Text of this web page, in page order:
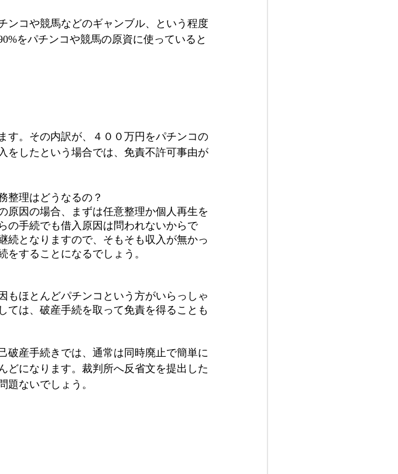
ンコや競馬などのギャンブル、という程度
をパチンコや競馬の原資に使っていると
す。その内訳が、４００万円をパチンコの
をしたという場合では、免責不許可事由が
整理はどうなるの？
原因の場合、まずは任意整理か個人再生を
の手続でも借入原因は問われないからで
続となりますので、そもそも収入が無かっ
することになるでしょう。
もほとんどパチンコという方がいらっしゃ
ては、破産手続を取って免責を得ることも
破産手続きでは、通常は同時廃止で簡単に
どになります。裁判所へ反省文を提出した
題ないでしょう。